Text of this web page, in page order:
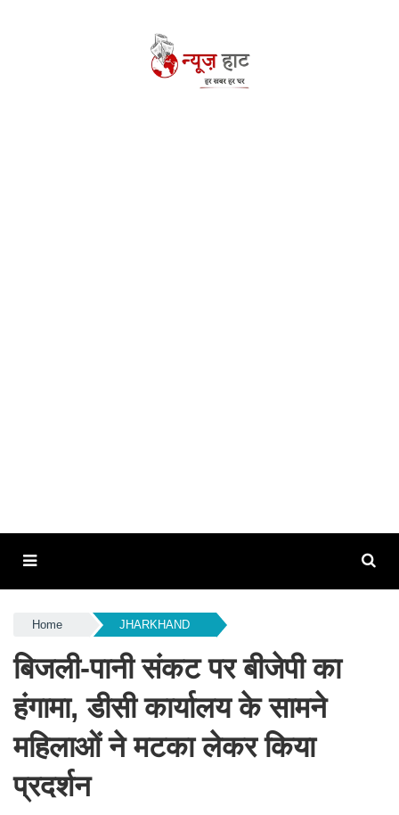
Home JHARKHAND
बिजली-पानी संकट पर बीजेपी का
हंगामा, डीसी कार्यालय के सामने
महिलाओं ने मटका लेकर किया
प्रदर्शन